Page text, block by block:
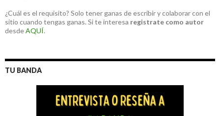
¿Cuál es el requisito? Solo tener ganas de escribir y colaborar con el
sitio cuando tengas ganas. Si te interesa registrate como autor
desdeAQUÍ.
TU BANDA